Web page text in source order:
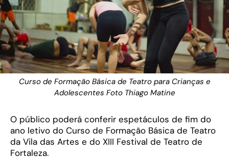
Curso de Formação Básica de Teatro para Crianças e
Adolescentes Foto Thiago Matine
O público poderá conferir espetáculos de fim do
ano letivo do Curso de Formação Básica de Teatro
da Vila das Artes e do XIII Festival de Teatro de
Fortaleza.